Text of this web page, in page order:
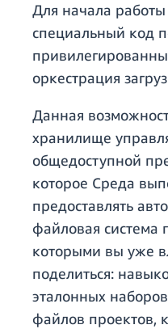
Для начала работы
специальный код
оркестрация
Данная
хранилище
общедоступной
которое Среда
предоставлять
файловая система
которыми вы уже
поделиться:
эталонных
файлов проектов,